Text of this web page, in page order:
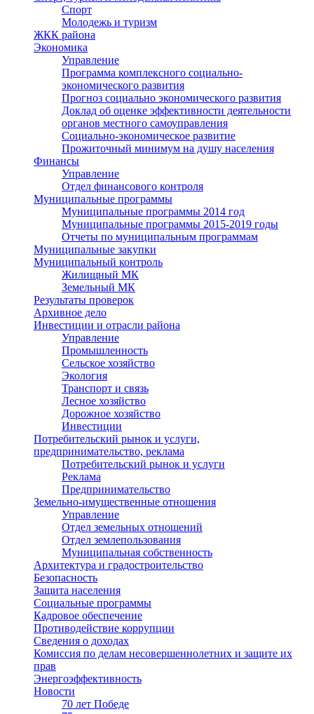
Спорт
Молодежь и туризм
ЖКК района
Экономика
Управление
Программа комплексного социально-
экономического развития
Прогноз социально экономического развития
Доклад об оценке эффективности деятельности
органов местного самоуправления
Социально-экономическое развитие
Прожиточный минимум на душу населения
Финансы
Управление
Отдел финансового контроля
Муниципальные программы
Муниципальные программы 2014 год
Муниципальные программы 2015-2019 годы
Отчеты по муниципальным программам
Муниципальные закупки
Муниципальный контроль
Жилищный МК
Земельный МК
Результаты проверок
Архивное дело
Инвестиции и отрасли района
Управление
Промышленность
Сельское хозяйство
Экология
Транспорт и связь
Лесное хозяйство
Дорожное хозяйство
Инвестиции
Потребительский рынок и услуги,
предпринимательство, реклама
Потребительский рынок и услуги
Реклама
Предпринимательство
Земельно-имущественные отношения
Управление
Отдел земельных отношений
Отдел землепользования
Муниципальная собственность
Архитектура и градостроительство
Безопасность
Защита населения
Социальные программы
Кадровое обеспечение
Противодействие коррупции
Сведения о доходах
Комиссия по делам несовершеннолетних и защите их
прав
Энергоэффективность
Новости
70 лет Победе